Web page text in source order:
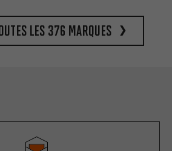
les 376 marques